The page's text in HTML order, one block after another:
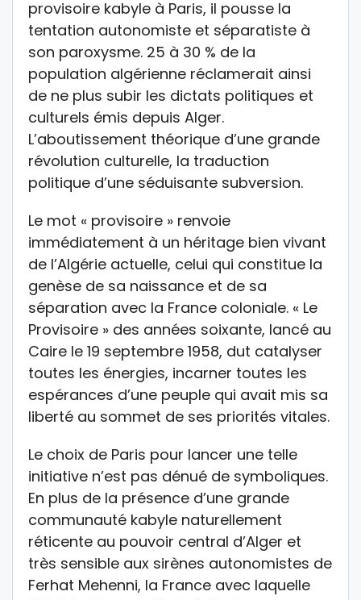
provisoire kabyle à Paris, il pousse la
tentation autonomiste et séparatiste à
son paroxysme. 25 à 30 % de la
population algérienne réclamerait ainsi
de ne plus subir les dictats politiques et
culturels émis depuis Alger.
L’aboutissement théorique d’une grande
révolution culturelle, la traduction
politique d’une séduisante subversion.
Le mot « provisoire » renvoie
immédiatement à un héritage bien vivant
de l’Algérie actuelle, celui qui constitue la
genèse de sa naissance et de sa
séparation avec la France coloniale. « Le
Provisoire » des années soixante, lancé au
Caire le 19 septembre 1958, dut catalyser
toutes les énergies, incarner toutes les
espérances d’une peuple qui avait mis sa
liberté au sommet de ses priorités vitales.
Le choix de Paris pour lancer une telle
initiative n’est pas dénué de symboliques.
En plus de la présence d’une grande
communauté kabyle naturellement
réticente au pouvoir central d’Alger et
très sensible aux sirènes autonomistes de
Ferhat Mehenni, la France avec laquelle